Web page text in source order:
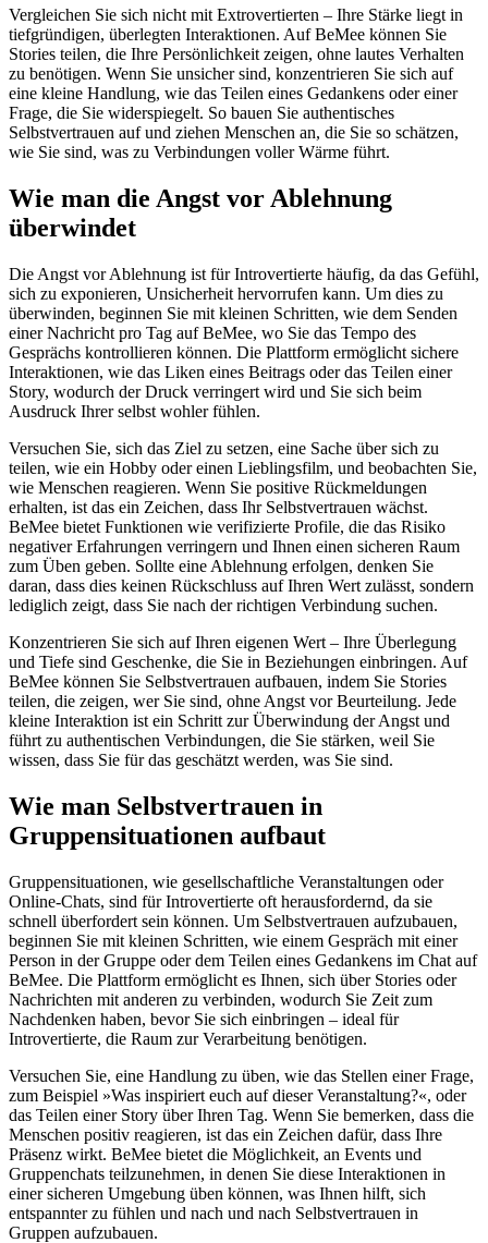
Vergleichen Sie sich nicht mit Extrovertierten – Ihre Stärke liegt in
tiefgründigen, überlegten Interaktionen. Auf BeMee können Sie
Stories teilen, die Ihre Persönlichkeit zeigen, ohne lautes Verhalten
zu benötigen. Wenn Sie unsicher sind, konzentrieren Sie sich auf
eine kleine Handlung, wie das Teilen eines Gedankens oder einer
Frage, die Sie widerspiegelt. So bauen Sie authentisches
Selbstvertrauen auf und ziehen Menschen an, die Sie so schätzen,
wie Sie sind, was zu Verbindungen voller Wärme führt.
Wie man die Angst vor Ablehnung
überwindet
Die Angst vor Ablehnung ist für Introvertierte häufig, da das Gefühl,
sich zu exponieren, Unsicherheit hervorrufen kann. Um dies zu
überwinden, beginnen Sie mit kleinen Schritten, wie dem Senden
einer Nachricht pro Tag auf BeMee, wo Sie das Tempo des
Gesprächs kontrollieren können. Die Plattform ermöglicht sichere
Interaktionen, wie das Liken eines Beitrags oder das Teilen einer
Story, wodurch der Druck verringert wird und Sie sich beim
Ausdruck Ihrer selbst wohler fühlen.
Versuchen Sie, sich das Ziel zu setzen, eine Sache über sich zu
teilen, wie ein Hobby oder einen Lieblingsfilm, und beobachten Sie,
wie Menschen reagieren. Wenn Sie positive Rückmeldungen
erhalten, ist das ein Zeichen, dass Ihr Selbstvertrauen wächst.
BeMee bietet Funktionen wie verifizierte Profile, die das Risiko
negativer Erfahrungen verringern und Ihnen einen sicheren Raum
zum Üben geben. Sollte eine Ablehnung erfolgen, denken Sie
daran, dass dies keinen Rückschluss auf Ihren Wert zulässt, sondern
lediglich zeigt, dass Sie nach der richtigen Verbindung suchen.
Konzentrieren Sie sich auf Ihren eigenen Wert – Ihre Überlegung
und Tiefe sind Geschenke, die Sie in Beziehungen einbringen. Auf
BeMee können Sie Selbstvertrauen aufbauen, indem Sie Stories
teilen, die zeigen, wer Sie sind, ohne Angst vor Beurteilung. Jede
kleine Interaktion ist ein Schritt zur Überwindung der Angst und
führt zu authentischen Verbindungen, die Sie stärken, weil Sie
wissen, dass Sie für das geschätzt werden, was Sie sind.
Wie man Selbstvertrauen in
Gruppensituationen aufbaut
Gruppensituationen, wie gesellschaftliche Veranstaltungen oder
Online-Chats, sind für Introvertierte oft herausfordernd, da sie
schnell überfordert sein können. Um Selbstvertrauen aufzubauen,
beginnen Sie mit kleinen Schritten, wie einem Gespräch mit einer
Person in der Gruppe oder dem Teilen eines Gedankens im Chat auf
BeMee. Die Plattform ermöglicht es Ihnen, sich über Stories oder
Nachrichten mit anderen zu verbinden, wodurch Sie Zeit zum
Nachdenken haben, bevor Sie sich einbringen – ideal für
Introvertierte, die Raum zur Verarbeitung benötigen.
Versuchen Sie, eine Handlung zu üben, wie das Stellen einer Frage,
zum Beispiel »Was inspiriert euch auf dieser Veranstaltung?«, oder
das Teilen einer Story über Ihren Tag. Wenn Sie bemerken, dass die
Menschen positiv reagieren, ist das ein Zeichen dafür, dass Ihre
Präsenz wirkt. BeMee bietet die Möglichkeit, an Events und
Gruppenchats teilzunehmen, in denen Sie diese Interaktionen in
einer sicheren Umgebung üben können, was Ihnen hilft, sich
entspannter zu fühlen und nach und nach Selbstvertrauen in
Gruppen aufzubauen.